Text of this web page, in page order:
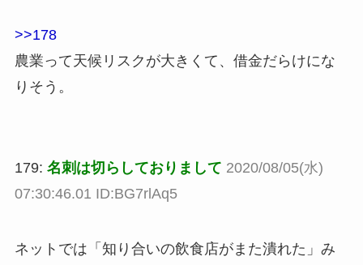
>>178
農業って天候リスクが大きくて、借金だらけにな
りそう。
179: 名刺は切らしておりまして 2020/08/05(水)
07:30:46.01 ID:BG7rlAq5
ネットでは「知り合いの飲食店がまた潰れた」み